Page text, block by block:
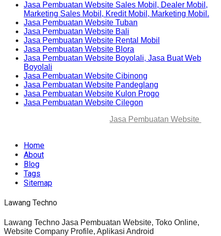
Jasa Pembuatan Website Sales Mobil, Dealer Mobil,
Marketing Sales Mobil, Kredit Mobil, Marketing Mobil.
Jasa Pembuatan Website Tuban
Jasa Pembuatan Website Bali
Jasa Pembuatan Website Rental Mobil
Jasa Pembuatan Website Blora
Jasa Pembuatan Website Boyolali, Jasa Buat Web
Boyolali
Jasa Pembuatan Website Cibinong
Jasa Pembuatan Website Pandeglang
Jasa Pembuatan Website Kulon Progo
Jasa Pembuatan Website Cilegon
Jasa Pembuatan Website
Home
About
Blog
Tags
Sitemap
Lawang Techno
Lawang Techno Jasa Pembuatan Website, Toko Online,
Website Company Profile, Aplikasi Android